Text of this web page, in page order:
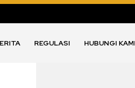
REGULASI HUBUNGI